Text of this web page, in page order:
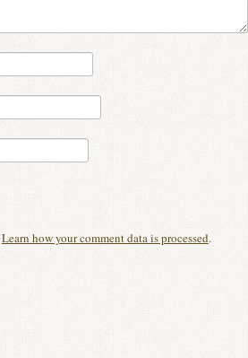
Learn how your comment data is processed.